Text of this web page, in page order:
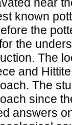
known
the
the
The
and
The
since
answers